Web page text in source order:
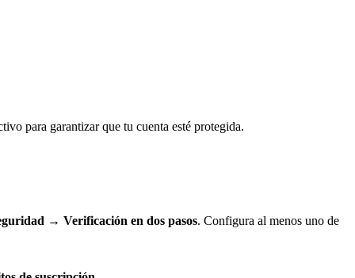
para garantizar que tu cuenta esté protegida.
→ Verificación en dos pasos. Configura al menos uno de